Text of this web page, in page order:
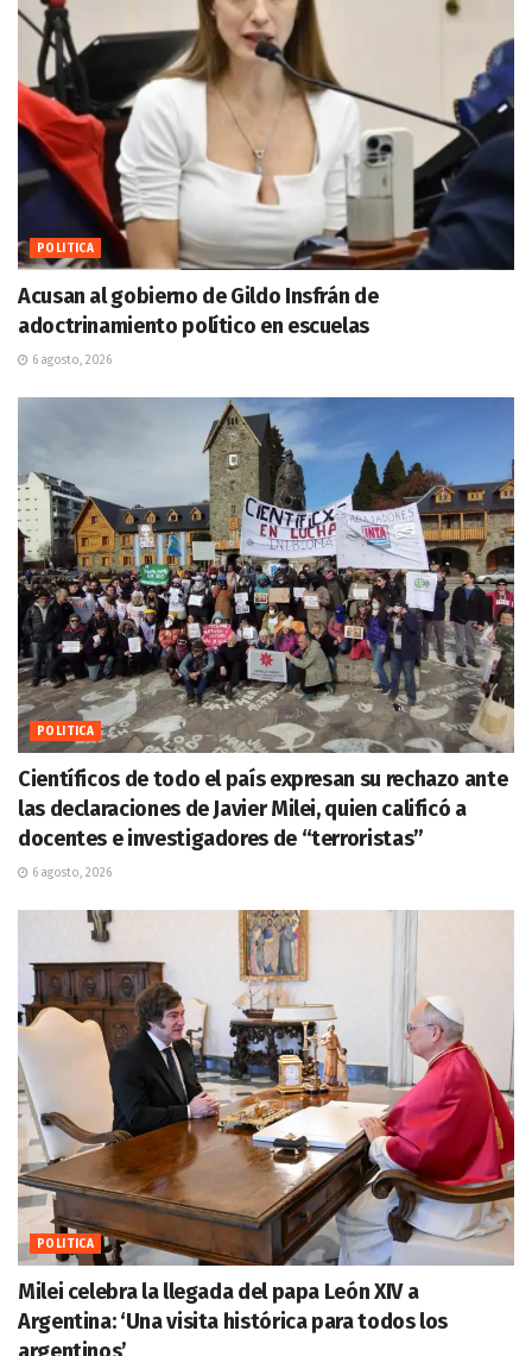
POLITICA
Acusan al gobierno de Gildo Insfrán de
adoctrinamiento político en escuelas
6 agosto, 2026
POLITICA
Científicos de todo el país expresan su rechazo ante
las declaraciones de Javier Milei, quien calificó a
docentes e investigadores de “terroristas”
6 agosto, 2026
POLITICA
Milei celebra la llegada del papa León XIV a
Argentina: ‘Una visita histórica para todos los